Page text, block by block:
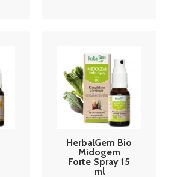
HerbalGem Bio
Midogem
Forte Spray 15
ml